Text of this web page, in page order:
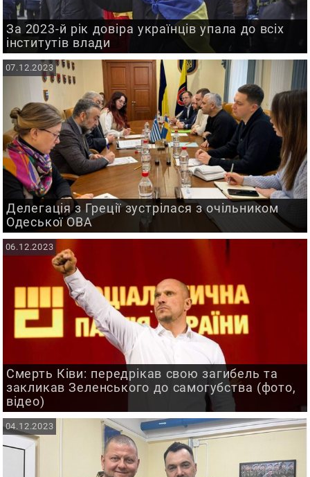
За 2023-й рік довіра українців упала до всіх
інститутів влади
Делегація з Греції зустрілася з очільником
Одеської ОВА
07.12.2023
Смерть Ківи: передрікав свою загибель та
закликав Зеленського до самогубства (фото,
відео)
06.12.2023
04.12.2023